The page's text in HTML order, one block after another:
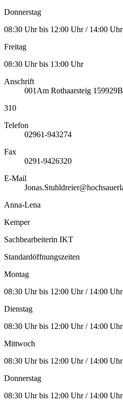
Donnerstag
08:30 Uhr bis 12:00 Uhr / 14:00
Freitag
08:30 Uhr bis 13:00 Uhr
Anschrift
001 Am Rothaarsteig 1 59929
310
Telefon
02961-943274
Fax
0291-9426320
E-Mail
Anna-Lena
Kemper
Sachbearbeiterin IKT
Standardöffnungszeiten
Montag
08:30 Uhr bis 12:00 Uhr / 14:00
Dienstag
08:30 Uhr bis 12:00 Uhr / 14:00
Mittwoch
08:30 Uhr bis 12:00 Uhr / 14:00
Donnerstag
08:30 Uhr bis 12:00 Uhr / 14:00